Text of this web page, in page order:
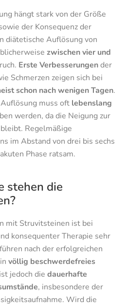
hängt stark von der Größe
der Konsequenz der
diätetische Auflösung von
zwischen vier und
Erste Verbesserungender
Schmerzen zeigen sich bei
schon nach wenigen Tagen.
muss oft lebenslang
werden, da die Neigung zur
Regelmäßige
im Abstand von drei bis sechs
Phase ratsam.
stehen die
mit Struvitsteinen ist bei
konsequenter Therapie sehr
nach der erfolgreichen
völlig beschwerdefreies
jedoch die dauerhafte
, insbesondere der
Wird die